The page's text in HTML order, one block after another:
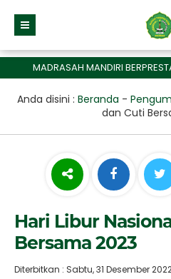
MADRASAH MANDIRI
Anda disini : Beranda -
dan Cuti
Hari Libur
Bersama 2023
Diterbitkan : Sabtu, 31 Desember